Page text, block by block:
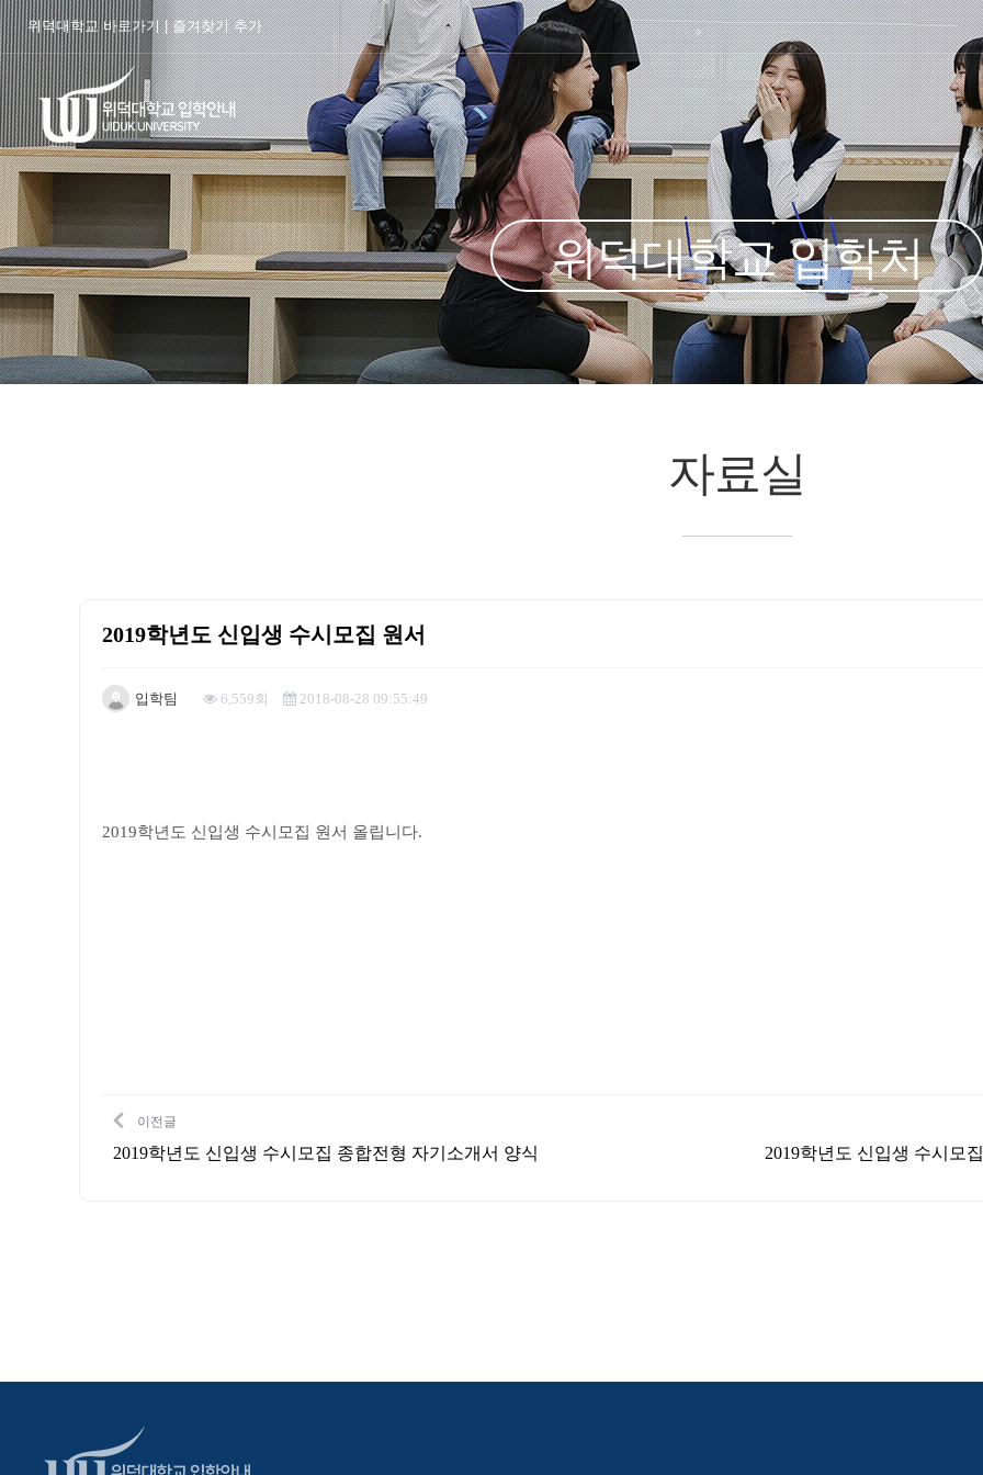
위덕대학교 바로가기 | 즐겨찾기 추가
위덕대학교 입학처
자료실
2019학년도 신입생 수시모집 원서
입학팀 6,559회 2018-08-28 09:55:49
2019학년도 신입생 수시모집 원서 올립니다.
이전글
2019학년도 신입생 수시모집 종합전형 자기소개서 양식 2019학년도 신입생 수시모